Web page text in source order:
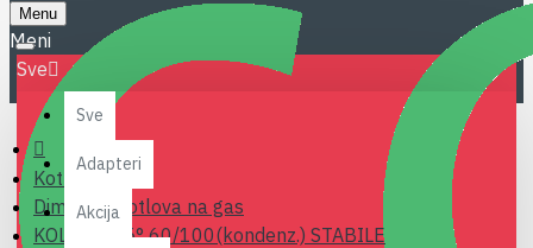
Menu
Sve
Sve
Adapteri
Akcija
Kotlovi
Dimovodi kotlova na gas
KOLENO 45° 60/100(kondenz.) STABILE